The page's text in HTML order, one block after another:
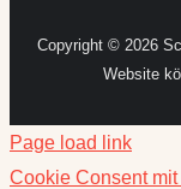
Copyright © 2026
Website
Page load link
Cookie Consent